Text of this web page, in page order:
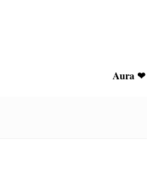
Aura ❤